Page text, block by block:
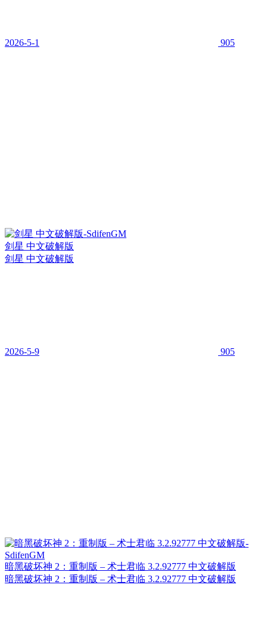
2026-5-1 905
剑星 中文破解版
剑星 中文破解版
2026-5-9 905
暗黑破坏神 2：重制版 – 术士君临 3.2.92777 中文破解版
暗黑破坏神 2：重制版 – 术士君临 3.2.92777 中文破解版